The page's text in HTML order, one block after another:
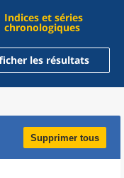
Indices et séries
chronologiques
les résultats
Supprimer tous